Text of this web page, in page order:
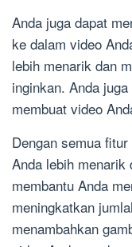
Anda juga dapat
ke dalam video
lebih menarik dan
inginkan. Anda
membuat video
Dengan semua
Anda lebih
membantu Anda
meningkatkan
menambahkan